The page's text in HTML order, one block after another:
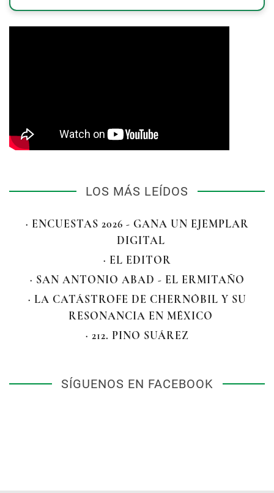
LOS MÁS LEÍDOS
· ENCUESTAS 2026 - GANA UN EJEMPLAR
DIGITAL
· EL EDITOR
· SAN ANTONIO ABAD - EL ERMITAÑO
· LA CATÁSTROFE DE CHERNÓBIL Y SU
RESONANCIA EN MÉXICO
· 212. PINO SUÁREZ
SÍGUENOS EN FACEBOOK